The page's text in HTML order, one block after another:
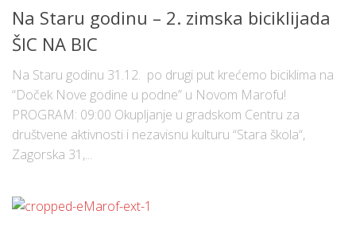
Na Staru godinu – 2. zimska biciklijada
ŠIC NA BIC
Na Staru godinu 31.12. po drugi put krećemo biciklima na
“Doček Nove godine u podne” u Novom Marofu!
PROGRAM: 09:00 Okupljanje u gradskom Centru za
društvene aktivnosti i nezavisnu kulturu “Stara škola“,
Zagorska 31,...